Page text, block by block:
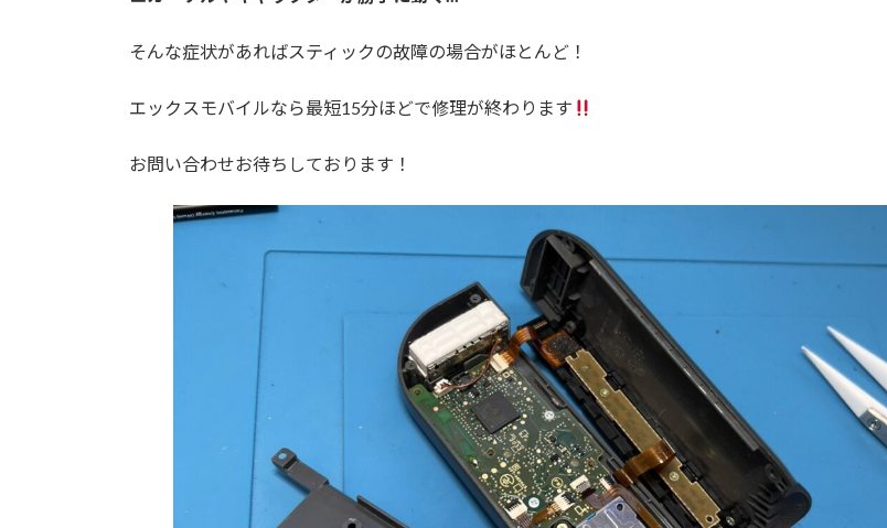
そんな症状があればスティックの故障の場合がほとんど！
エックスモバイルなら最短15分ほどで修理が終わります
お問い合わせお待ちしております！